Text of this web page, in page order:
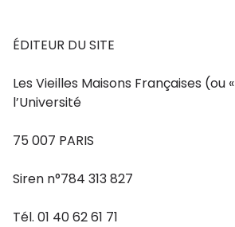
ÉDITEUR DU SITE
Les Vieilles Maisons Françaises (ou
l’Université
75 007 PARIS
Siren n°784 313 827
Tél. 01 40 62 61 71